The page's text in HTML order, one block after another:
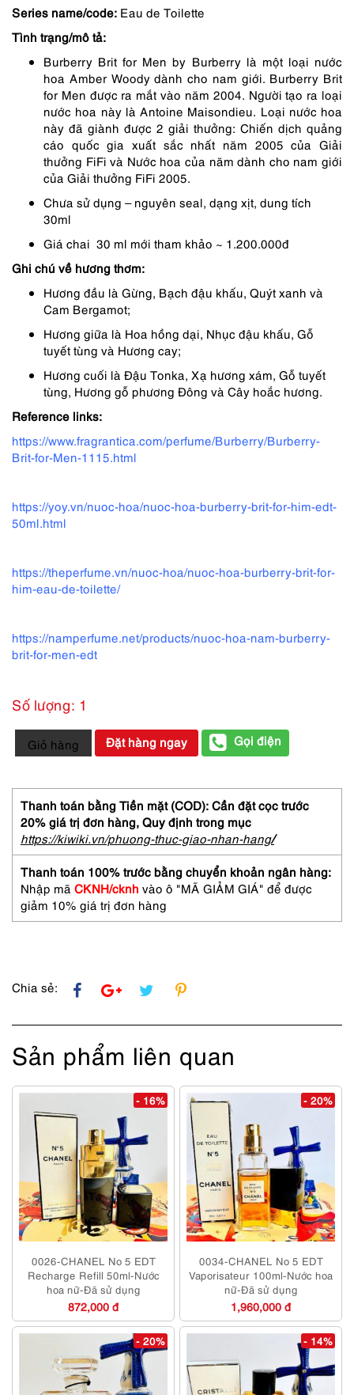
1,150,000 ₫.
là:
978,000 ₫.
Series name/code: Eau de Toilette
Tình trạng/mô tả:
Burberry Brit for Men by Burberry là một loại nước
hoa Amber Woody dành cho nam giới. Burberry Brit
for Men được ra mắt vào năm 2004. Người tạo ra loại
nước hoa này là Antoine Maisondieu. Loại nước hoa
này đã giành được 2 giải thưởng: Chiến dịch quảng
cáo quốc gia xuất sắc nhất năm 2005 của Giải
thưởng FiFi và Nước hoa của năm dành cho nam giới
của Giải thưởng FiFi 2005.
Chưa sử dụng – nguyên seal, dạng xịt, dung tích
30ml
Giá chai 30 ml mới tham khảo ~ 1.200.000đ
Ghi chú về hương thơm:
Hương đầu là Gừng, Bạch đậu khấu, Quýt xanh và
Cam Bergamot;
Hương giữa là Hoa hồng dại, Nhục đậu khấu, Gỗ
tuyết tùng và Hương cay;
Hương cuối là Đậu Tonka, Xạ hương xám, Gỗ tuyết
tùng, Hương gỗ phương Đông và Cây hoắc hương.
Reference links:
https://www.fragrantica.com/perfume/Burberry/Burberry-
Brit-for-Men-1115.html
https://yoy.vn/nuoc-hoa/nuoc-hoa-burberry-brit-for-him-edt-
50ml.html
https://theperfume.vn/nuoc-hoa/nuoc-hoa-burberry-brit-for-
him-eau-de-toilette/
https://namperfume.net/products/nuoc-hoa-nam-burberry-
brit-for-men-edt
Số lượng: 1
2914-
BURBERRY
for
him
EDT
spray
30ml-
Nước
hoa
nam-
Chưa
lượng
Giỏ hàng Đặt hàng ngay Gọi điện
Thanh toán bằng Tiền mặt (COD): Cần đặt cọc trước
20% giá trị đơn hàng, Quy định trong mục
https://kiwiki.vn/phuong-thuc-giao-nhan-hang/
Thanh toán 100% trước bằng chuyển khoản ngân hàng:
Nhập mã CKNH/cknh vào ô "MÃ GIẢM GIÁ" để được
giảm 10% giá trị đơn hàng
Chia sẻ:
Sản phẩm liên quan
- 16%
0026-CHANEL No 5 EDT
Recharge Refill 50ml-Nước
hoa nữ-Đã sử dụng
872,000 đ
- 20%
0034-CHANEL No 5 EDT
Vaporisateur 100ml-Nước hoa
nữ-Đã sử dụng
1,960,000 đ
- 20% - 14%